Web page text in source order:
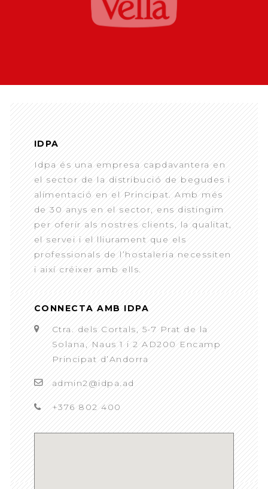
IDPA
Idpa és una empresa capdavantera en
el sector de la distribució de begudes i
alimentació en el Principat. Amb més
de 30 anys en el sector, ens distingim
per oferir als nostres clients, la qualitat,
el servei i el lliurament que els
professionals de l’hostaleria necessiten
i així créixer amb ells.
CONNECTA AMB IDPA
Ctra. dels Cortals, 5-7 Prat de la
Solana, Naus 1 i 2 AD200 Encamp
Principat d’Andorra
admin2@idpa.ad
+376 802 400